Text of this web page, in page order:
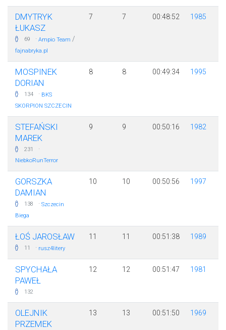
DMYTRYK
ŁUKASZ
69 · Ampio Team /
fajnabryka.pl
7 7 00:48:52 1985
MOSPINEK
DORIAN
134 · BKS
SKORPION SZCZECIN
8 8 00:49:34 1995
STEFAŃSKI
MAREK
231 ·
NiebkoRunTerror
9 9 00:50:16 1982
GORSZKA
DAMIAN
138 · Szczecin
Biega
10 10 00:50:56 1997
ŁOŚ JAROSŁAW
11 · rusz4litery
11 11 00:51:38 1989
SPYCHAŁA
PAWEŁ
132
12 12 00:51:47 1981
OLEJNIK
PRZEMEK
13 13 00:51:50 1969